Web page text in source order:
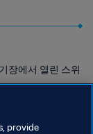
장에서 열린 스위
provide